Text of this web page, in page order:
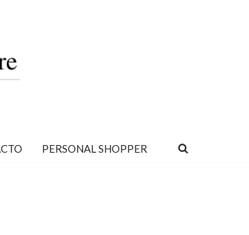
PERSONAL SHOPPER